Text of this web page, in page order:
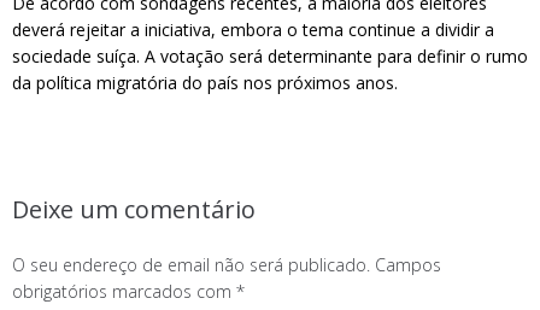
deverá rejeitar a iniciativa, embora o tema continue a dividir a
sociedade suíça. A votação será determinante para definir o rumo
da política migratória do país nos próximos anos.
Deixe um comentário
O seu endereço de email não será publicado. Campos
obrigatórios marcados com *